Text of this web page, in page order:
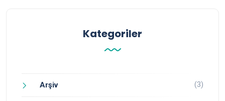
Kategoriler
Arşiv (3)